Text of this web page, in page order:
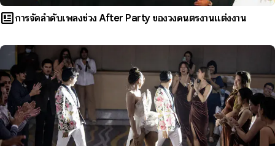
newsmodeการจัดลำดับเพลงช่วง After Party ของวงดนตรีงานแต่งงาน